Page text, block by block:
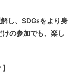
し、SDGsをより身
の参加でも、楽し